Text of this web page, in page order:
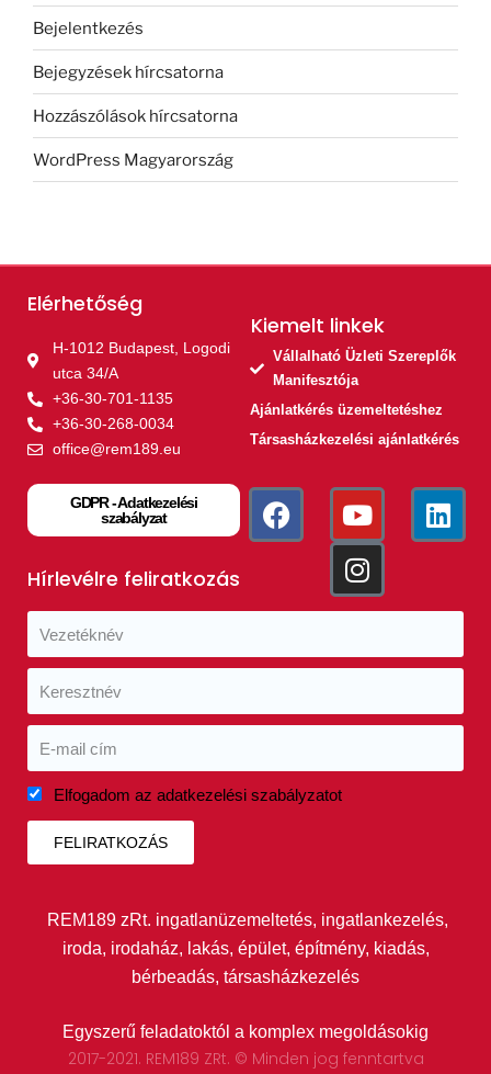
Bejelentkezés
Bejegyzések hírcsatorna
Hozzászólások hírcsatorna
WordPress Magyarország
Elérhetőség
H-1012 Budapest, Logodi
utca 34/A
+36-30-701-1135
+36-30-268-0034
office@rem189.eu
GDPR - Adatkezelési
szabályzat
Kiemelt linkek​
Vállalható Üzleti Szereplők
Manifesztója
Ajánlatkérés üzemeltetéshez
Társasházkezelési ajánlatkérés
Hírlevélre feliratkozás
Elfogadom az adatkezelési szabályzatot
FELIRATKOZÁS
REM189 zRt. ingatlanüzemeltetés, ingatlankezelés,
iroda, irodaház, lakás, épület, építmény, kiadás,
bérbeadás, társasházkezelés
Egyszerű feladatoktól a komplex megoldásokig
2017-2021. REM189 ZRt. © Minden jog fenntartva